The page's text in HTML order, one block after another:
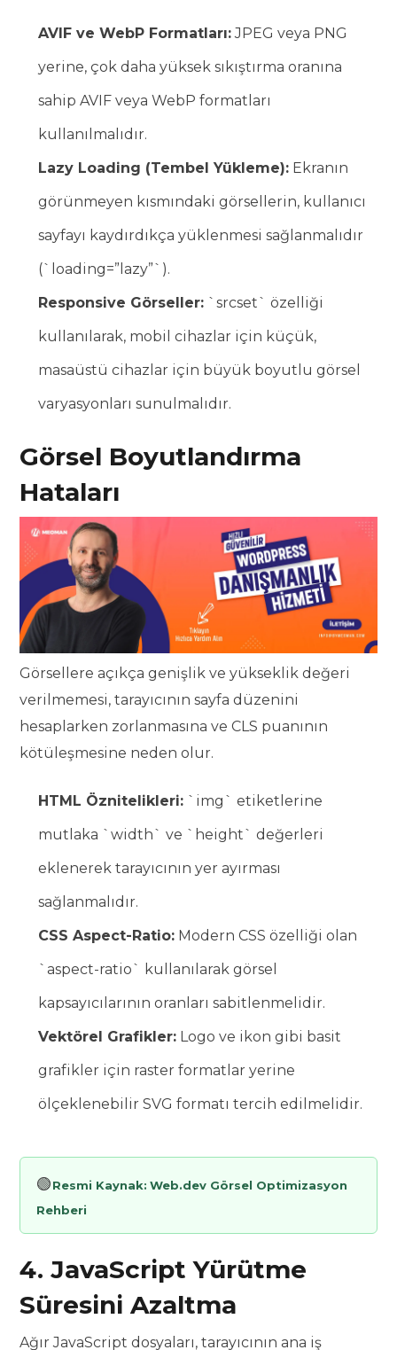
AVIF ve WebP Formatları:JPEG veya PNG
yerine, çok daha yüksek sıkıştırma oranına
sahip AVIF veya WebP formatları
kullanılmalıdır.
Lazy Loading (Tembel Yükleme): Ekranın
görünmeyen kısmındaki görsellerin, kullanıcı
sayfayı kaydırdıkça yüklenmesi sağlanmalıdır
(`loading=”lazy”`).
Responsive Görseller: `srcset` özelliği
kullanılarak, mobil cihazlar için küçük,
masaüstü cihazlar için büyük boyutlu görsel
varyasyonları sunulmalıdır.
Görsel Boyutlandırma
Hataları
Görsellere açıkça genişlik ve yükseklik değeri
verilmemesi, tarayıcının sayfa düzenini
hesaplarken zorlanmasına ve CLS puanının
kötüleşmesine neden olur.
HTML Öznitelikleri: `img` etiketlerine
mutlaka `width` ve `height` değerleri
eklenerek tarayıcının yer ayırması
sağlanmalıdır.
CSS Aspect-Ratio: Modern CSS özelliği olan
`aspect-ratio` kullanılarak görsel
kapsayıcılarının oranları sabitlenmelidir.
Vektörel Grafikler: Logo ve ikon gibi basit
grafikler için raster formatlar yerine
ölçeklenebilir SVG formatı tercih edilmelidir.
🟢Resmi Kaynak: Web.dev Görsel Optimizasyon
Rehberi
4. JavaScript Yürütme
Süresini Azaltma
Ağır JavaScript dosyaları, tarayıcının ana iş